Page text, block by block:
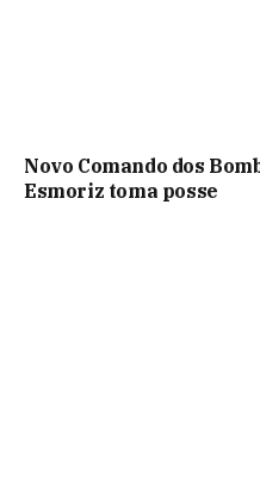
Novo Comando dos
Esmoriz toma posse